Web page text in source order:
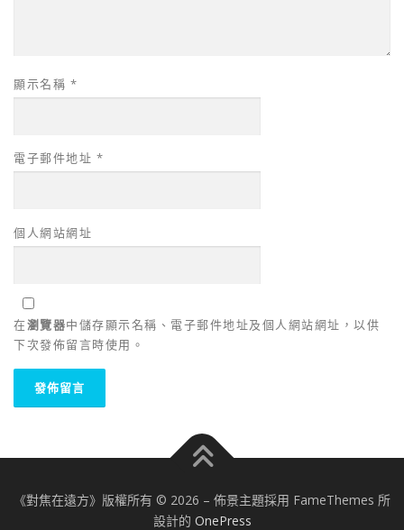
顯示名稱 *
電子郵件地址 *
個人網站網址
在瀏覽器中儲存顯示名稱、電子郵件地址及個人網站網址，以供
下次發佈留言時使用。
《對焦在遠方》版權所有 © 2026 – 佈景主題採用 FameThemes 所
設計的 OnePress